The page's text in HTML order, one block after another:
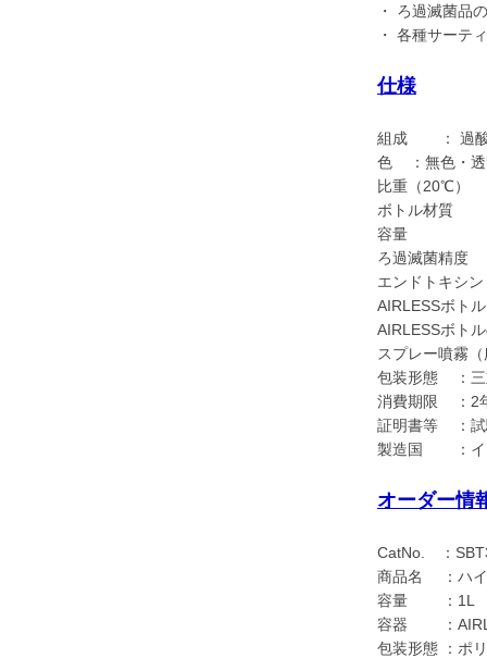
・ ろ過滅菌品
・ 各種サーテ
仕様
組成 ： 過酸
色 ：無色・透
比重（20℃）
ボトル材質 ：
容量 ：
ろ過滅菌精度
エンドトキシ
AIRLESSボト
AIRLESSボト
スプレー噴霧
包装形態 ：三
消費期限 ：2
証明書等 ：試
製造国 ：イ
オーダー情
CatNo. ：
商品名 ：ハイ
容量 ：1L
容器 ：
包装形態 ：ポ